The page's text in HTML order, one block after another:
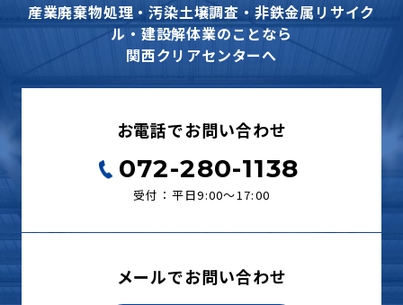
産業廃棄物処理・汚染土壌調査・非鉄金属リサイク
ル・建設解体業のことなら
関西クリアセンターへ
お電話でお問い合わせ
072-280-1138
受付：平日9:00〜17:00
メールでお問い合わせ